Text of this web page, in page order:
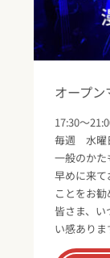
オープ
17:30～
毎週 水曜
一般のかた
早めに来て
ことをお勧
皆さま、い
い感ありま